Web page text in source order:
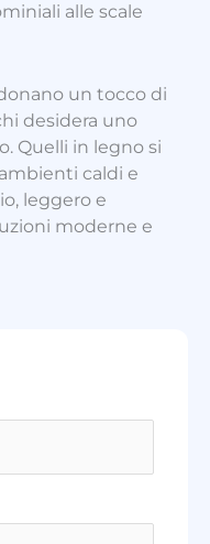
alle scale
un tocco di
desidera uno
Quelli in legno si
caldi e
leggero e
moderne e